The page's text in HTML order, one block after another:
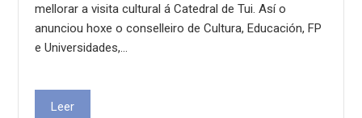
mellorar a visita cultural á Catedral de Tui. Así o
anunciou hoxe o conselleiro de Cultura, Educación, FP
e Universidades,…
Leer